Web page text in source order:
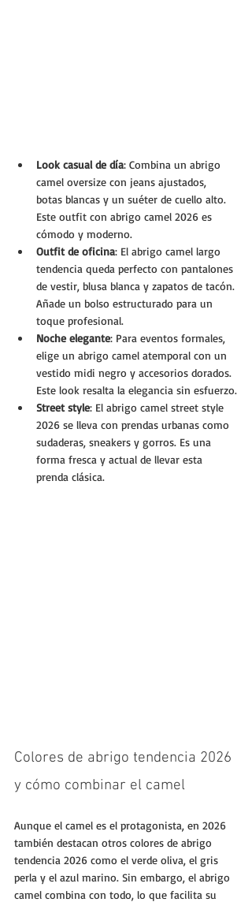
Look casual de día: Combina un abrigo
camel oversize con jeans ajustados,
botas blancas y un suéter de cuello alto.
Este outfit con abrigo camel 2026 es
cómodo y moderno.
Outfit de oficina: El abrigo camel largo
tendencia queda perfecto con pantalones
de vestir, blusa blanca y zapatos de tacón.
Añade un bolso estructurado para un
toque profesional.
Noche elegante: Para eventos formales,
elige un abrigo camel atemporal con un
vestido midi negro y accesorios dorados.
Este look resalta la elegancia sin esfuerzo.
Street style: El abrigo camel street style
2026 se lleva con prendas urbanas como
sudaderas, sneakers y gorros. Es una
forma fresca y actual de llevar esta
prenda clásica.
Colores de abrigo tendencia 2026
y cómo combinar el camel
Aunque el camel es el protagonista, en 2026
también destacan otros colores de abrigo
tendencia 2026 como el verde oliva, el gris
perla y el azul marino. Sin embargo, el abrigo
camel combina con todo, lo que facilita su